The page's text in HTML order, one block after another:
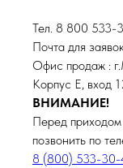
Тел. 8 800 533-
Почта для
Офис продаж :
Корпус Е, вход
ВНИМАНИЕ!
Перед
позвонить по
8 (800) 533-30-